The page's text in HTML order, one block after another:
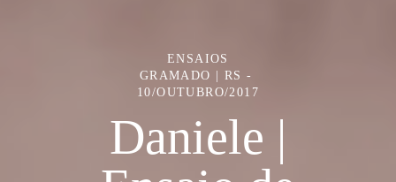
ENSAIOS
GRAMADO | RS
10/OUTUBRO/2017
Daniele |